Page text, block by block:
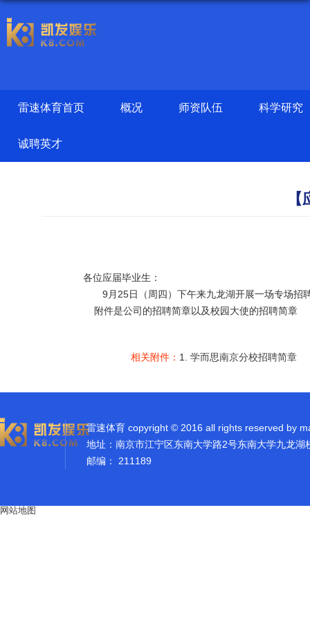
雷速体育首页 概况 师资队伍 科学研究
诚聘英才
各位应届毕业生：
9月25日（周四）下午来九龙湖开展一场专场招
附件是公司的招聘简章以及校园大使的招聘简章
相关附件： 1. 学而思南京分校招聘简章
雷速体育 copyright © 2016 all rights reserved by
地址：南京市江宁区东南大学路2号东南大学九龙湖
邮编： 211189
网站地图